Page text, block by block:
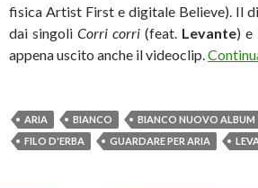
fisica Artist First e digitale Believe). Il
dai singoli Corri corri (feat. Levante) e
appena uscito anche il videoclip.
ARIA BIANCO BIANCO NUOVO ALBUM
FILO D'ERBA
GUARDARE PER ARIA